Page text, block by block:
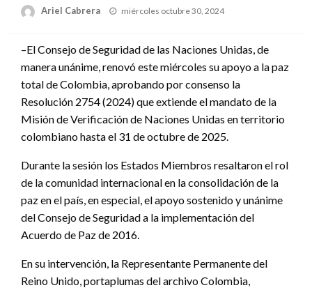
Ariel Cabrera
Publicado
miércoles octubre 30, 2024
–El Consejo de Seguridad de las Naciones Unidas, de
manera unánime, renovó este miércoles su apoyo a la paz
total de Colombia, aprobando por consenso la
Resolución 2754 (2024) que extiende el mandato de la
Misión de Verificación de Naciones Unidas en territorio
colombiano hasta el 31 de octubre de 2025.
Durante la sesión los Estados Miembros resaltaron el rol
de la comunidad internacional en la consolidación de la
paz en el país, en especial, el apoyo sostenido y unánime
del Consejo de Seguridad a la implementación del
Acuerdo de Paz de 2016.
En su intervención, la Representante Permanente del
Reino Unido, portaplumas del archivo Colombia,